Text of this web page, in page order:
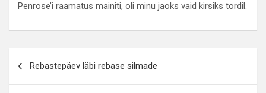
Penrose’i raamatus mainiti, oli minu jaoks vaid kirsiks tordil.
Rebastepäev läbi rebase silmade